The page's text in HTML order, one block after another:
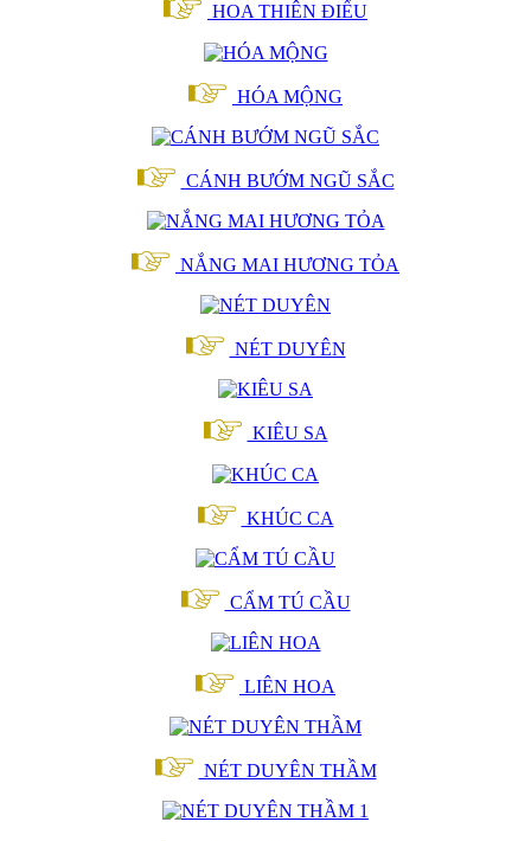
HOA THIÊN ĐIỂU
HÓA MỘNG
CÁNH BƯỚM NGŨ SẮC
NẮNG MAI HƯƠNG TỎA
NÉT DUYÊN
KIÊU SA
KHÚC CA
CẨM TÚ CẦU
LIÊN HOA
NÉT DUYÊN THẦM